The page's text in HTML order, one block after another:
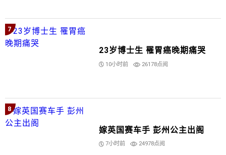
7
23岁博士生 罹胃癌晚期痛哭
10小时前 26178点阅
8
嫁英国赛车手 彭州公主出阁
7小时前 24978点阅